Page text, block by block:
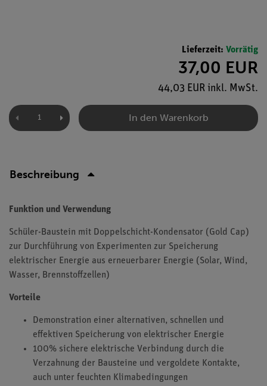
Lieferzeit: Vorrätig
37,00 EUR
44,03 EUR inkl. MwSt.
In den Warenkorb
Beschreibung
Funktion und Verwendung
Schüler-Baustein mit Doppelschicht-Kondensator (Gold Cap)
zur Durchführung von Experimenten zur Speicherung
elektrischer Energie aus erneuerbarer Energie (Solar, Wind,
Wasser, Brennstoffzellen)
Vorteile
Demonstration einer alternativen, schnellen und
effektiven Speicherung von elektrischer Energie
100% sichere elektrische Verbindung durch die
Verzahnung der Bausteine und vergoldete Kontakte,
auch unter feuchten Klimabedingungen